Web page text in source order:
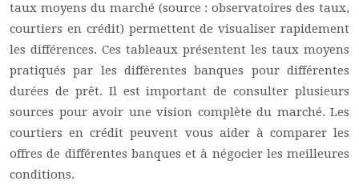
taux moyens du marché (source : observatoires des taux,
courtiers en crédit) permettent de visualiser rapidement
les différences. Ces tableaux présentent les taux moyens
pratiqués par les différentes banques pour différentes
durées de prêt. Il est important de consulter plusieurs
sources pour avoir une vision complète du marché. Les
courtiers en crédit peuvent vous aider à comparer les
offres de différentes banques et à négocier les meilleures
conditions.